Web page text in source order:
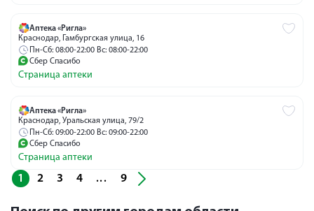
Аптека «Ригла»
Краснодар, Гамбургская улица, 16
Пн-Сб: 08:00-22:00 Вс: 08:00-22:00
Сбер Спасибо
Страница аптеки
Аптека «Ригла»
Краснодар, Уральская улица, 79/2
Пн-Сб: 09:00-22:00 Вс: 09:00-22:00
Сбер Спасибо
Страница аптеки
1 2 3 4 ... 9